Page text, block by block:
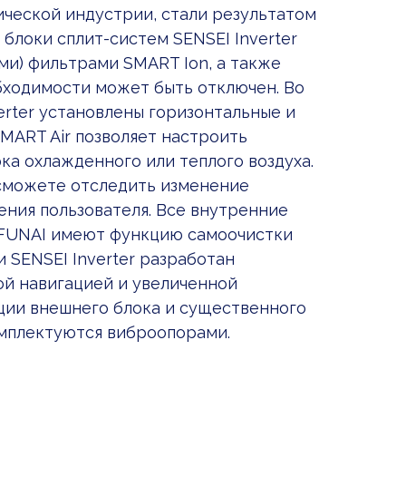
индустрии, стали результатом
сплит-систем SENSEI Inverter
фильтрами SMART Ion, а также
может быть отключен. Во
установлены горизонтальные и
Air позволяет настроить
охлажденного или теплого воздуха.
отследить изменение
пользователя. Все внутренние
имеют функцию самоочистки
SENSEI Inverter разработан
навигацией и увеличенной
внешнего блока и существенного
виброопорами.